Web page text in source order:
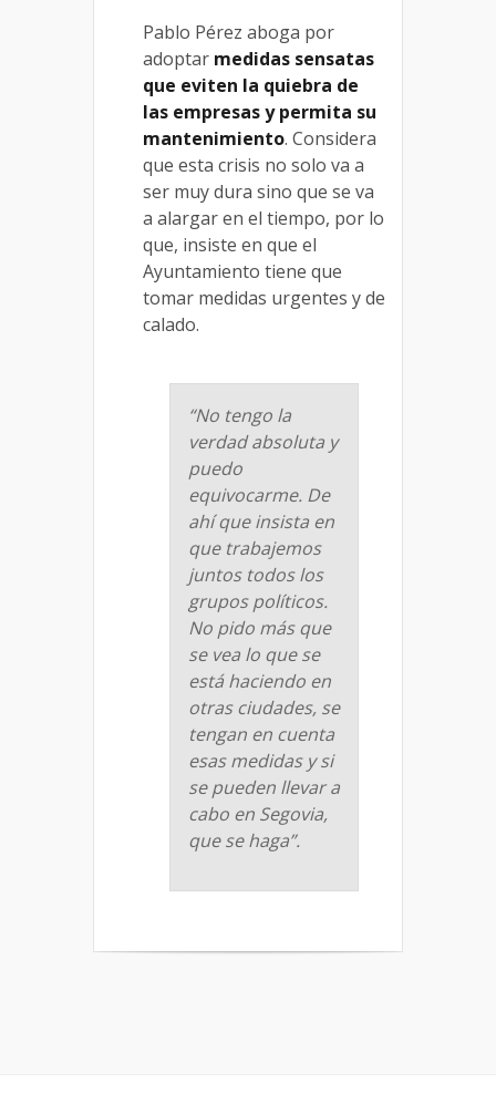
Pablo Pérez aboga por
adoptar medidas sensatas
que eviten la quiebra de
las empresas y permita su
mantenimiento. Considera
que esta crisis no solo va a
ser muy dura sino que se va
a alargar en el tiempo, por lo
que, insiste en que el
Ayuntamiento tiene que
tomar medidas urgentes y de
calado.
“No tengo la
verdad absoluta y
puedo
equivocarme. De
ahí que insista en
que trabajemos
juntos todos los
grupos políticos.
No pido más que
se vea lo que se
está haciendo en
otras ciudades, se
tengan en cuenta
esas medidas y si
se pueden llevar a
cabo en Segovia,
que se haga”.